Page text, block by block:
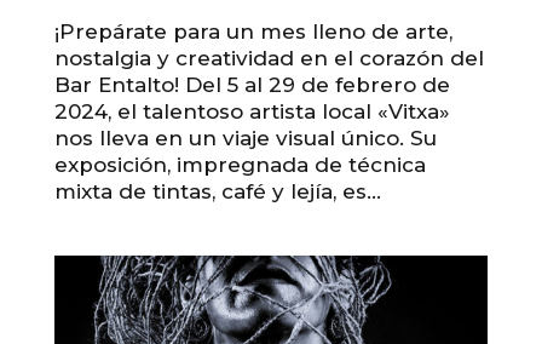
¡Prepárate para un mes lleno de arte,
nostalgia y creatividad en el corazón del
Bar Entalto! Del 5 al 29 de febrero de
2024, el talentoso artista local «Vitxa»
nos lleva en un viaje visual único. Su
exposición, impregnada de técnica
mixta de tintas, café y lejía, es...